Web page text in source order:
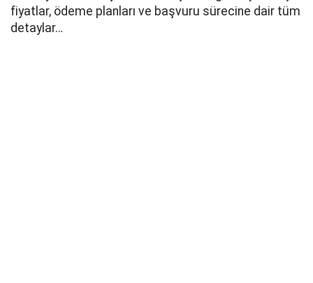
fiyatlar, ödeme planları ve başvuru sürecine dair tüm
detaylar…